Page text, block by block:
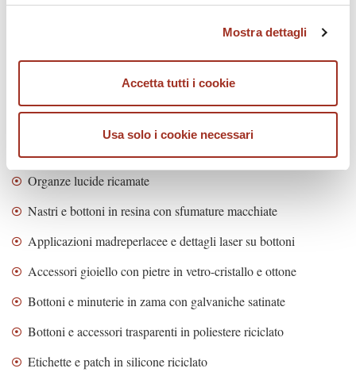
Informativa Privacy.
Mostra dettagli
Accetta tutti i cookie
Usa solo i cookie necessari
Dettagli accessori
Organze lucide ricamate
Nastri e bottoni in resina con sfumature macchiate
Applicazioni madreperlacee e dettagli laser su bottoni
Accessori gioiello con pietre in vetro-cristallo e ottone
Bottoni e minuterie in zama con galvaniche satinate
Bottoni e accessori trasparenti in poliestere riciclato
Etichette e patch in silicone riciclato